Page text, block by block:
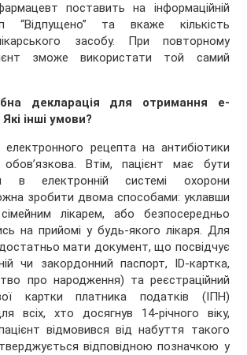
поставить на інформаційній
“Відпущено” та вкаже кількість
засобу. При повторному
зможе використати той самий
декларація для отримання е-
інші умови?
рецепта на антибіотики
Втім, пацієнт має бути
в електронній системі охорони
зробити двома способами: уклавши
лікарем, або безпосередньо
на прийомі у будь-якого лікаря. Для
мати документ, що посвідчує
чи закордонний паспорт, ID-картка,
про народження) та реєстраційний
картки платника податків (ІПН)
всіх, хто досягнув 14-річного віку,
відмовився від набуття такого
відповідною позначкою у